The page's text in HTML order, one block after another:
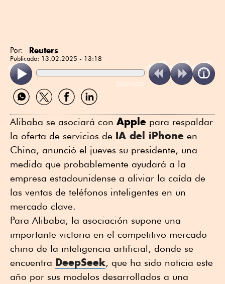
Por: Reuters
Publicado: 13.02.2025 - 13:18
ReadSpeaker
Compartir
por
Compartir
por
Compartir
por
Compartir
por
Alibaba se asociará con Apple para respaldar
la oferta de servicios de IA del iPhone en
China, anunció el jueves su presidente, una
medida que probablemente ayudará a la
empresa estadounidense a aliviar la caída de
las ventas de teléfonos inteligentes en un
mercado clave.
Para Alibaba, la asociación supone una
importante victoria en el competitivo mercado
chino de la inteligencia artificial, donde se
encuentra DeepSeek, que ha sido noticia este
año por sus modelos desarrollados a una